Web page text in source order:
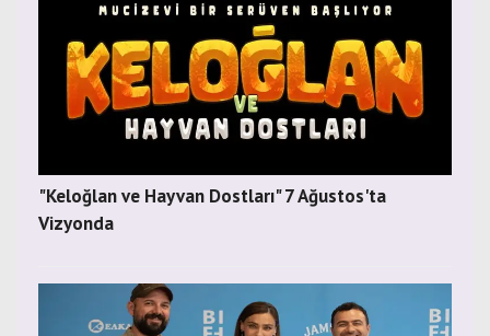
"Keloğlan ve Hayvan Dostları" 7 Ağustos'ta
Vizyonda